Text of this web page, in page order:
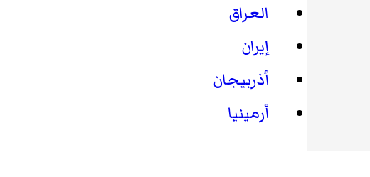
العراق
إيران
أذربيجان
أرمينيا